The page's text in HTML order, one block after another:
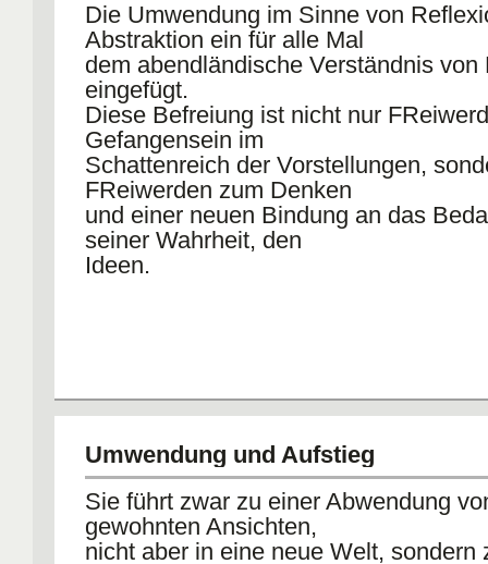
Die Umwendung im Sinne von
Abstraktion ein für alle Mal
dem abendländische Verständnis von
eingefügt.
Diese Befreiung ist nicht nur
Gefangensein im
Schattenreich der Vorstellungen,
FReiwerden zum Denken
und einer neuen Bindung an das
seiner Wahrheit, den
Ideen.
Umwendung und Aufstieg
Sie führt zwar zu einer Abwendung
gewohnten Ansichten,
nicht aber in eine neue Welt, sondern